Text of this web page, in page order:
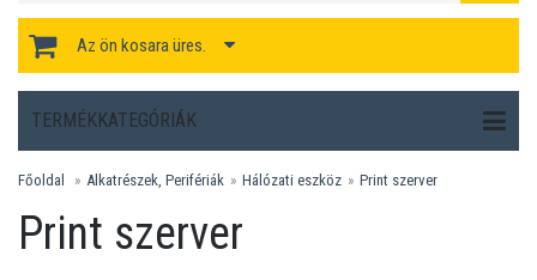
Az ön kosara üres.
TERMÉKKATEGÓRIÁK
Főoldal Alkatrészek, Perifériák Hálózati eszköz Print szerver
Print szerver